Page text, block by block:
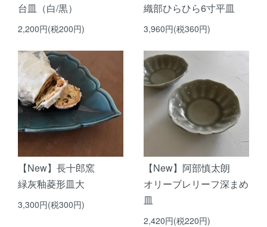
台皿（白/黒）
2,200円(税200円)
織部ひらひら6寸平皿
3,960円(税360円)
【New】長十郎窯
緑灰釉菱形皿大
3,300円(税300円)
【New】阿部慎太朗
オリーブレリーフ深まめ
皿
2,420円(税220円)